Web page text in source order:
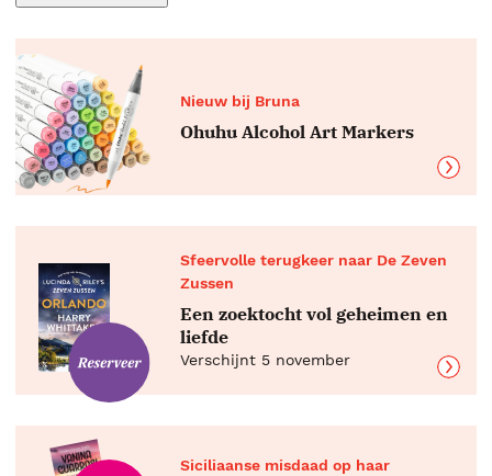
Nieuw bij Bruna
Ohuhu Alcohol Art Markers
Sfeervolle terugkeer naar De Zeven
Zussen
Een zoektocht vol geheimen en
liefde
Verschijnt 5 november
Siciliaanse misdaad op haar